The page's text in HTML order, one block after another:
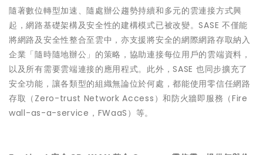
隨著數位轉型加速、隨處辦公趨勢持續和多元的雲連接方式興
起，網路基礎架構及安全性的建構模式已被改變。SASE 不僅能
將網路及安全性整合至雲中，亦支援將安全的網際網路存取納入
企業「隨時隨地辦公」的策略，協助連接每位用戶的雲端資料，
以及所有需要雲端連接的應用程式。此外，SASE 也同步擴充了
安全功能，讓各類型的組織無論位於何處，都能使用零信任網路
存取（Zero-trust Network Access）和防火牆即服務（Fire
wall-as-a-service，FWaaS）等。